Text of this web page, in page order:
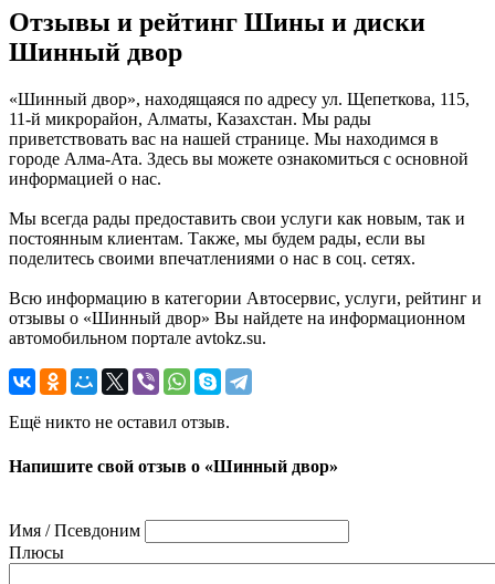
Отзывы и рейтинг Шины и диски
Шинный двор
«Шинный двор», находящаяся по адресу ул. Щепеткова, 115,
11-й микрорайон, Алматы, Казахстан. Мы рады
приветствовать вас на нашей странице. Мы находимся в
городе Алма-Ата. Здесь вы можете ознакомиться с основной
информацией о нас.
Мы всегда рады предоставить свои услуги как новым, так и
постоянным клиентам. Также, мы будем рады, если вы
поделитесь своими впечатлениями о нас в соц. сетях.
Всю информацию в категории Автосервис, услуги, рейтинг и
отзывы о «Шинный двор» Вы найдете на информационном
автомобильном портале avtokz.su.
Ещё никто не оставил отзыв.
Напишите свой отзыв о «Шинный двор»
Имя / Псевдоним
Плюсы